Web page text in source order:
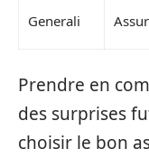
Generali
Prendre en
des surprises
choisir le bon